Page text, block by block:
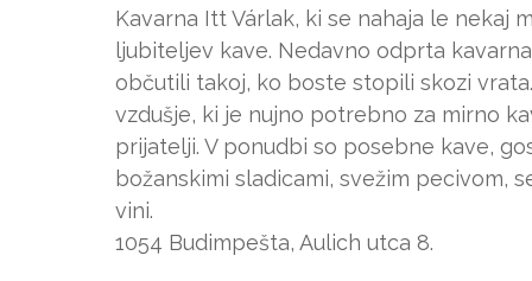
Kavarna Itt Várlak, ki se nahaja le nekaj
ljubiteljev kave. Nedavno odprta
občutili takoj, ko boste stopili skozi
vzdušje, ki je nujno potrebno za mirno
prijatelji. V ponudbi so posebne kave,
božanskimi sladicami, svežim pecivom,
vini.
1054 Budimpešta, Aulich utca 8.